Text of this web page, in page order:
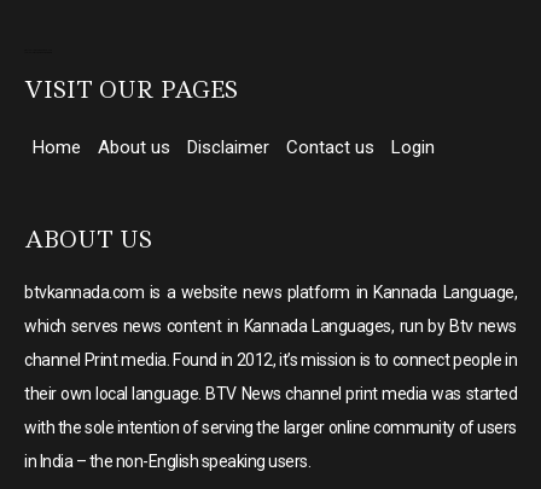
VISIT OUR PAGES
Home About us Disclaimer Contact us Login
ABOUT US
btvkannada.com is a website news platform in Kannada Language,
which serves news content in Kannada Languages, run by Btv news
channel Print media. Found in 2012, it’s mission is to connect people in
their own local language. BTV News channel print media was started
with the sole intention of serving the larger online community of users
in India – the non-English speaking users.